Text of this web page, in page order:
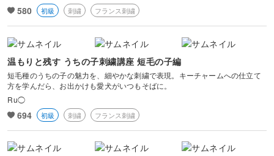
580 初級 刺繍 フランス刺繍
温もりと残す うちの子刺繍講座 短毛の子編
短毛種のうちの子の魅力を、細やかな刺繍で表現。キーチャームへの仕立て
方を学んだら、お出かけも愛犬がいつもそばに。
Ru◯
694 初級 刺繍 フランス刺繍